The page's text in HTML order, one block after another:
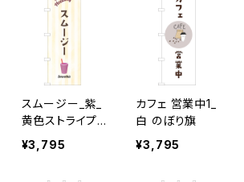
スムージー_紫_
黄色ストライプ
のぼり旗
¥3,795
カフェ 営業中1_
白 のぼり旗
¥3,795